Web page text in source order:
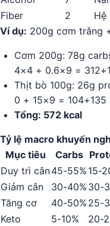
Fiber
2
Hệ
Ví dụ: 200g cơm trắng
Cơm 200g: 78g
4×4 + 0.6×9 =
Thịt bò 100g: 26g
0 + 15×9 =
Tổng: 572 kcal
Tỷ lệ macro khuyến
Mục tiêu
Carbs
Duy trì cân45-55% 15-
Giảm cân
30-40% 30-
Tăng cơ
40-50% 25-
Keto
5-10% 20-